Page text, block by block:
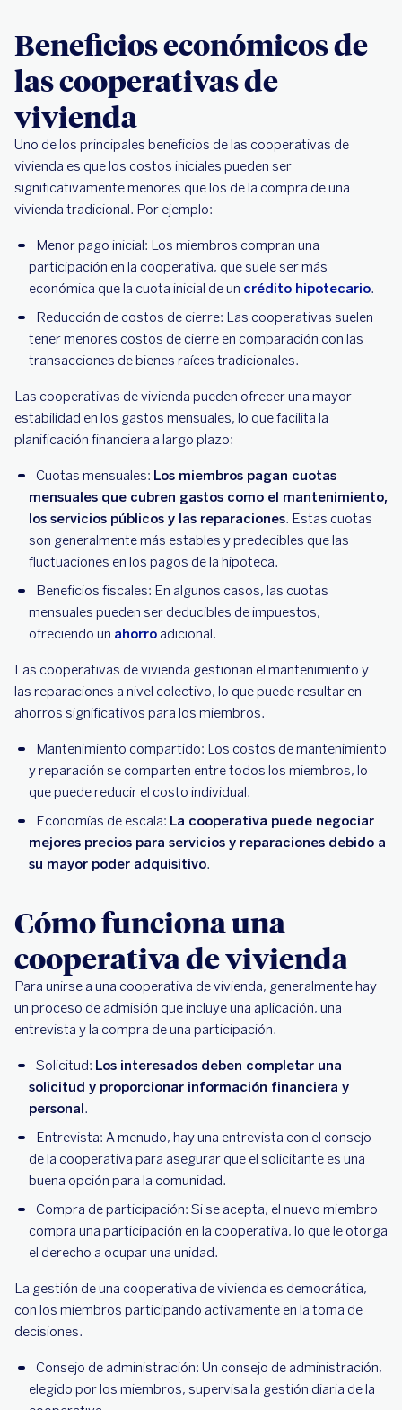
Beneficios económicos de
las cooperativas de
vivienda
Uno de los principales beneficios de las cooperativas de
vivienda es que los costos iniciales pueden ser
significativamente menores que los de la compra de una
vivienda tradicional. Por ejemplo:
Menor pago inicial: Los miembros compran una
participación en la cooperativa, que suele ser más
económica que la cuota inicial de un crédito hipotecario.
Reducción de costos de cierre: Las cooperativas suelen
tener menores costos de cierre en comparación con las
transacciones de bienes raíces tradicionales.
Las cooperativas de vivienda pueden ofrecer una mayor
estabilidad en los gastos mensuales, lo que facilita la
planificación financiera a largo plazo:
Cuotas mensuales: Los miembros pagan cuotas
mensuales que cubren gastos como el mantenimiento,
los servicios públicos y las reparaciones. Estas cuotas
son generalmente más estables y predecibles que las
fluctuaciones en los pagos de la hipoteca.
Beneficios fiscales: En algunos casos, las cuotas
mensuales pueden ser deducibles de impuestos,
ofreciendo un ahorro adicional.
Las cooperativas de vivienda gestionan el mantenimiento y
las reparaciones a nivel colectivo, lo que puede resultar en
ahorros significativos para los miembros.
Mantenimiento compartido: Los costos de mantenimiento
y reparación se comparten entre todos los miembros, lo
que puede reducir el costo individual.
Economías de escala: La cooperativa puede negociar
mejores precios para servicios y reparaciones debido a
su mayor poder adquisitivo.
Cómo funciona una
cooperativa de vivienda
Para unirse a una cooperativa de vivienda, generalmente hay
un proceso de admisión que incluye una aplicación, una
entrevista y la compra de una participación.
Solicitud: Los interesados deben completar una
solicitud y proporcionar información financiera y
personal.
Entrevista: A menudo, hay una entrevista con el consejo
de la cooperativa para asegurar que el solicitante es una
buena opción para la comunidad.
Compra de participación: Si se acepta, el nuevo miembro
compra una participación en la cooperativa, lo que le otorga
el derecho a ocupar una unidad.
La gestión de una cooperativa de vivienda es democrática,
con los miembros participando activamente en la toma de
decisiones.
Consejo de administración: Un consejo de administración,
elegido por los miembros, supervisa la gestión diaria de la